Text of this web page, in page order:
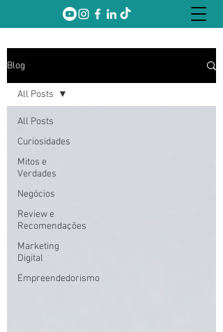
Blog
All Posts
Curiosidades
Mitos e
Verdades
Negócios
Review e
Recomendações
Marketing
Digital
Empreendedorismo
All Posts